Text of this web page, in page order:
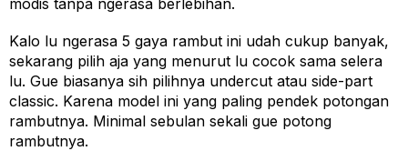
modis tanpa ngerasa berlebihan.
Kalo lu ngerasa 5 gaya rambut ini udah cukup banyak,
sekarang pilih aja yang menurut lu cocok sama selera
lu. Gue biasanya sih pilihnya undercut atau side-part
classic. Karena model ini yang paling pendek potongan
rambutnya. Minimal sebulan sekali gue potong
rambutnya.